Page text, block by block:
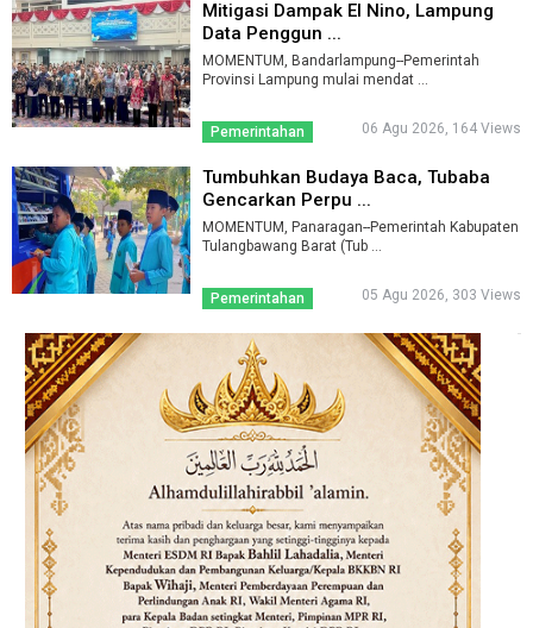
Mitigasi Dampak El Nino, Lampung
Data Penggun ...
MOMENTUM, Bandarlampung--Pemerintah
Provinsi Lampung mulai mendat ...
Pemerintahan 06 Agu 2026, 164 Views
Tumbuhkan Budaya Baca, Tubaba
Gencarkan Perpu ...
MOMENTUM, Panaragan--Pemerintah Kabupaten
Tulangbawang Barat (Tub ...
Pemerintahan 05 Agu 2026, 303 Views